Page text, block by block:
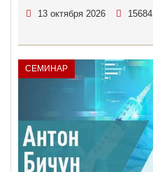
13 октября 2026 15684
СЕМИНАР